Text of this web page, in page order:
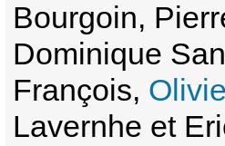
Bourgoin,
Dominique
François,
Lavernhe et